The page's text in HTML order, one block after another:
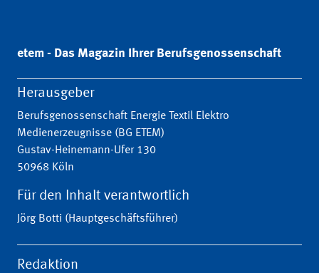
etem - Das Magazin Ihrer Berufsgenossenschaft
Herausgeber
Berufsgenossenschaft Energie Textil Elektro
Medienerzeugnisse (BG ETEM)
Gustav-Heinemann-Ufer 130
50968 Köln
Für den Inhalt verantwortlich
Jörg Botti (Hauptgeschäftsführer)
Redaktion